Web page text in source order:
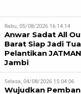
Rabu, 05/08/2026 16:14:14
Anwar Sadat All
Barat Siap Jadi
Pelantikan
Jambi
Selasa, 04/08/2026 15:04:06
Wujudkan